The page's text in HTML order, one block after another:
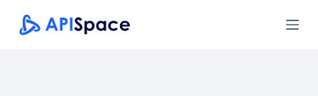
跳
过